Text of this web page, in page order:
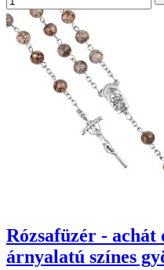
Rózsafüzér - achát
árnyalatú színes